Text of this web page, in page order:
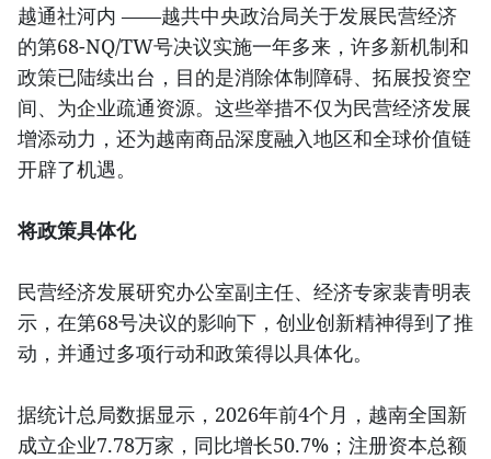
越通社河内 ——越共中央政治局关于发展民营经济
的第68-NQ/TW号决议实施一年多来，许多新机制和
政策已陆续出台，目的是消除体制障碍、拓展投资空
间、为企业疏通资源。这些举措不仅为民营经济发展
增添动力，还为越南商品深度融入地区和全球价值链
开辟了机遇。
将政策具体化
民营经济发展研究办公室副主任、经济专家裴青明表
示，在第68号决议的影响下，创业创新精神得到了推
动，并通过多项行动和政策得以具体化。
据统计总局数据显示，2026年前4个月，越南全国新
成立企业7.78万家，同比增长50.7%；注册资本总额